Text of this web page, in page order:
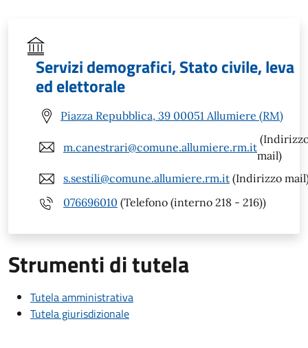
Servizi demografici, Stato civile, leva
ed elettorale
Piazza Repubblica, 39 00051 Allumiere (RM)
m.canestrari@comune.allumiere.rm.it
mail)
s.sestili@comune.allumiere.rm.it (Indirizzo
076696010 (Telefono (interno 218 - 216))
Strumenti di tutela
Tutela amministrativa
Tutela giurisdizionale